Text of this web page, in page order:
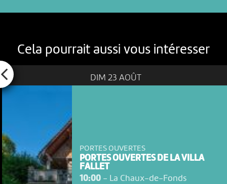
Cela pourrait aussi vous intéresser
DIM 23 AOÛT
PORTES OUVERTES
PORTES OUVERTES DE LA VILLA
FALLET
10:00- La Chaux-de-Fonds